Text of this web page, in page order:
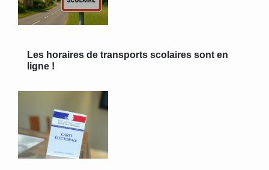
Les horaires de transports scolaires sont en
ligne !